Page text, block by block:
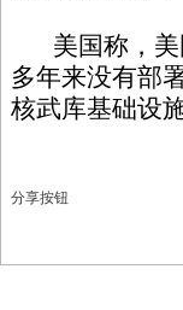
美国称，美
多年来没有部
核武库基础设
分享按钮